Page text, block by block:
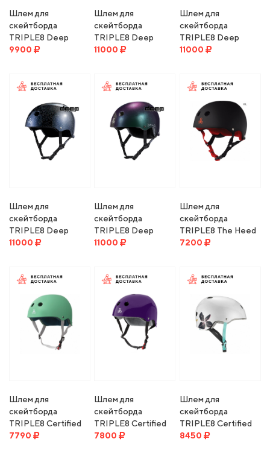
Шлем для
скейтборда
TRIPLE8 Deep
Cover Helmet RED
9900
Шлем для
скейтборда
TRIPLE8 Deep
Cover Helmet
11000
Шлем для
скейтборда
TRIPLE8 Deep
Cover Helmet
11000
Шлем для
скейтборда
TRIPLE8 Deep
Cover Helmet
11000
Шлем для
скейтборда
TRIPLE8 Deep
Cover Helmet
PURP/GREEN
11000
Шлем для
скейтборда
TRIPLE8 The Heed
Sweatsaver Helmet
7200
Шлем для
скейтборда
TRIPLE8 Certified
Sweatsaver Helmet
7790
Шлем для
скейтборда
TRIPLE8 Certified
Sweatsaver Helmet
7800
Шлем для
скейтборда
TRIPLE8 Certified
Sweatsaver Helmet
8450